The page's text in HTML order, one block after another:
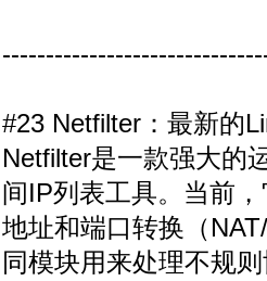
#23 Netfilter：最新的
Netfilter是一款强大的
间IP列表工具。当前
地址和端口转换（
同模块用来处理不规